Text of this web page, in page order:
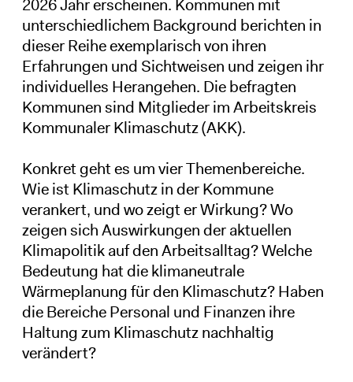
2026 Jahr erscheinen. Kommunen mit
unterschiedlichem Background berichten in
dieser Reihe exemplarisch von ihren
Erfahrungen und Sichtweisen und zeigen ihr
individuelles Herangehen. Die befragten
Kommunen sind Mitglieder im Arbeitskreis
Kommunaler Klimaschutz (AKK).
Konkret geht es um vier Themenbereiche.
Wie ist Klimaschutz in der Kommune
verankert, und wo zeigt er Wirkung? Wo
zeigen sich Auswirkungen der aktuellen
Klimapolitik auf den Arbeitsalltag? Welche
Bedeutung hat die klimaneutrale
Wärmeplanung für den Klimaschutz? Haben
die Bereiche Personal und Finanzen ihre
Haltung zum Klimaschutz nachhaltig
verändert?